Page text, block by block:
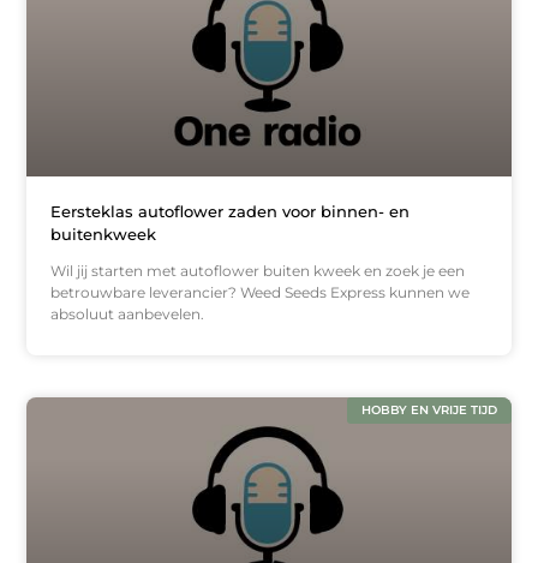
Eersteklas autoflower zaden voor binnen- en
buitenkweek
Wil jij starten met autoflower buiten kweek en zoek je een
betrouwbare leverancier? Weed Seeds Express kunnen we
absoluut aanbevelen.
HOBBY EN VRIJE TIJD